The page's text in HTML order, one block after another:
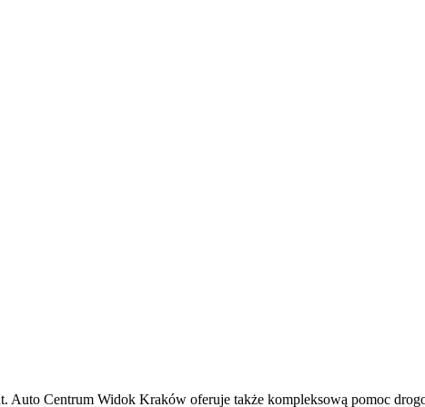
Auto Centrum Widok Kraków oferuje także kompleksową pomoc